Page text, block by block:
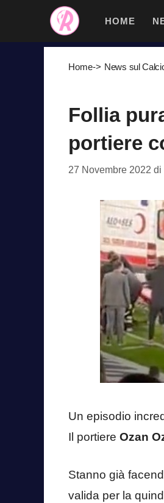
contenuto
HOME
Home-> News sul
Follia
portiere
27 Novembre 2022 di
Un episodio
Il portiere Ozan
Stanno già
valida per la